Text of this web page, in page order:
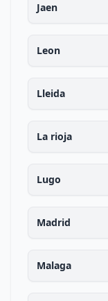
Jaen
Leon
Lleida
La rioja
Lugo
Madrid
Malaga